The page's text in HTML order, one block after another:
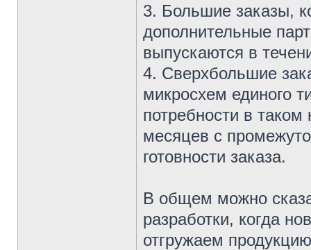
3. Большие заказы,
дополнительные
выпускаются в
4. Сверхбольшие
микросхем единого
потребности в таком
месяцев с
готовности заказа.
В общем можно
разработки, когда
отгружаем